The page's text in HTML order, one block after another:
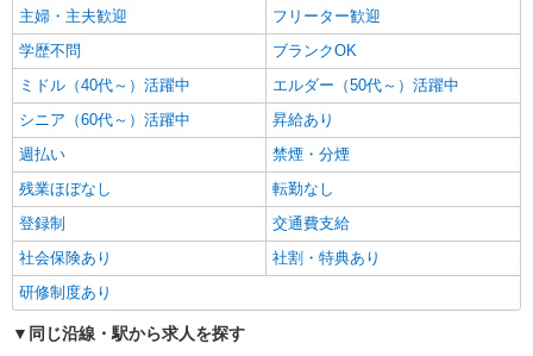
≪日払いOK！≫病院の看護助手＊即日勤務も
可能♪
時給1500円〜2125円 ＜日払い有/週払い有/交
通費全支給(ガソリン代含む)＞
安中市 磯部駅すぐ
キープ 詳細を見る
派遣社員
株式会社kotrio /●TK-H-2099704
＜高時給＞磯部駅近くの病院で安定した働き方
時給1400円〜2125円 ＜日払い有/週払い有/交
通費全支給(ガソリン代含む)＞
主婦・主夫歓迎
フリーター歓迎
学歴不問
ブランクOK
ミドル（40代～）活躍中
エルダー（50代～）活躍中
シニア（60代～）活躍中
昇給あり
週払い
禁煙・分煙
残業ほぼなし
転勤なし
登録制
交通費支給
社会保険あり
社割・特典あり
研修制度あり
同じ沿線・駅から求人を探す